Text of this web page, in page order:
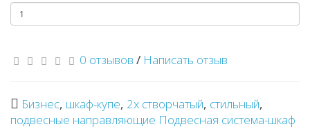
0 отзывов / Написать отзыв
Бизнес, шкаф-купе, 2х створчатый, стильный,
подвесные направляющие Подвесная система-шкаф